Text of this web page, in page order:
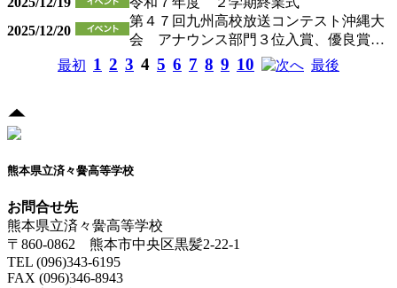
2025/12/20
第４７回九州高校放送コンテスト沖縄大
会 アナウンス部門３位入賞、優良賞…
最初 1 2 3 4 5 6 7 8 9 10 へ 最後
熊本県立済々黌高等学校
お問合せ先
熊本県立済々黌高等学校
〒860-0862 熊本市中央区黒髪2-22-1
TEL (096)343-6195
FAX (096)346-8943